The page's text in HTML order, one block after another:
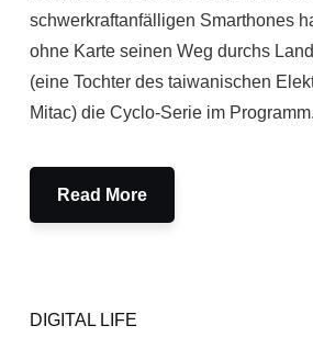
schwerkraftanfälligen Smarthones
ohne Karte seinen Weg durchs
(eine Tochter des taiwanischen
Mitac) die Cyclo-Serie im Programm.
Read More
DIGITAL LIFE